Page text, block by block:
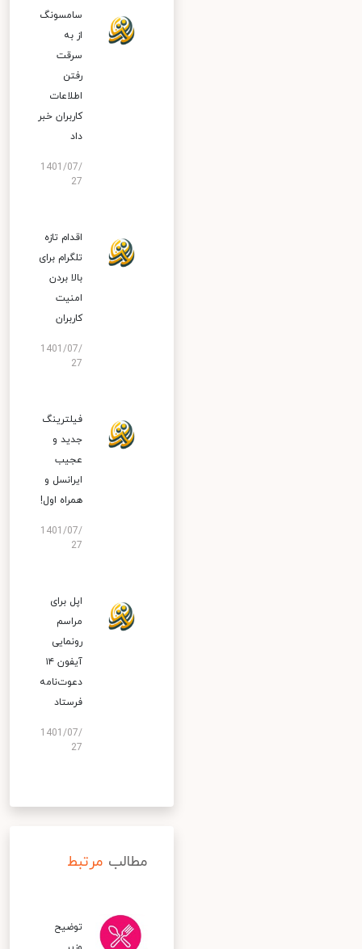
سامسونگ
از به
سرقت
رفتن
اطلاعات
کاربران خبر
داد
1401/07/
27
اقدام تازه
تلگرام برای
بالا بردن
امنیت
کاربران
1401/07/
27
فیلترینگ
جدید و
عجیب
ایرانسل و
همراه اول!
1401/07/
27
اپل برای
مراسم
رونمایی
آیفون ۱۴
دعوت‌نامه
فرستاد
1401/07/
27
مطالب مرتبط
توضیح